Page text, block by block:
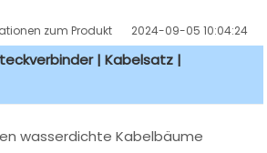
zum Produkt 2024-09-05 10:04:24
| Kabelsatz |
wasserdichte Kabelbäume